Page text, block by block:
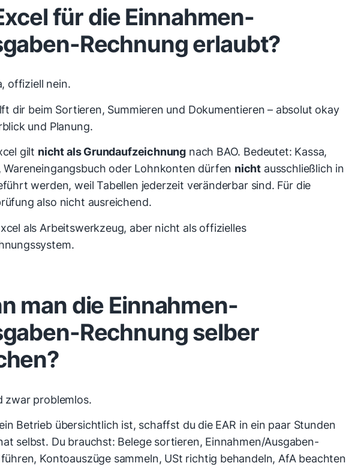
für die Einnahmen-
Rechnung erlaubt?
offiziell nein.
dir beim Sortieren, Summieren und Dokumentieren – absolut okay
und Planung.
gilt nicht als Grundaufzeichnung nach BAO. Bedeutet: Kassa,
Wareneingangsbuch oder Lohnkonten dürfen nicht ausschließlich in
werden, weil Tabellen jederzeit veränderbar sind. Für die
also nicht ausreichend.
als Arbeitswerkzeug, aber nicht als offizielles
man die Einnahmen-
Rechnung selber
zwar problemlos.
Betrieb übersichtlich ist, schaffst du die EAR in ein paar Stunden
selbst. Du brauchst: Belege sortieren, Einnahmen/Ausgaben-
Kontoauszüge sammeln, USt richtig behandeln, AfA beachten